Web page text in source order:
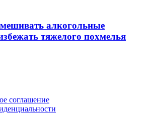
алкогольные
тяжелого похмелья
соглашение